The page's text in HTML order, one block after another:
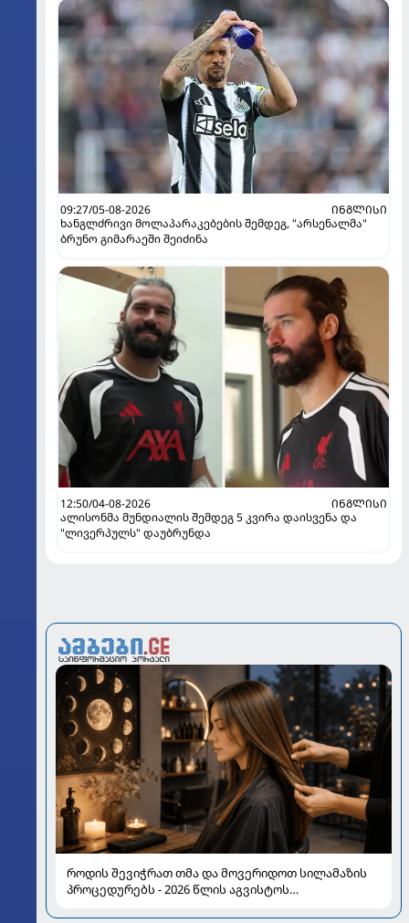
09:27/05-08-2026
ᲘᲜᲒᲚᲘᲡᲘ
ხანგლძრივი მოლაპარაკებების შემდეგ, "არსენალმა"
ბრუნო გიმარაეში შეიძინა
12:50/04-08-2026
ᲘᲜᲒᲚᲘᲡᲘ
ალისონმა მუნდიალის შემდეგ 5 კვირა დაისვენა და
"ლივერპულს" დაუბრუნდა
როდის შევიჭრათ თმა და მოვერიდოთ სილამაზის
პროცედურებს - 2026 წლის აგვისტოს